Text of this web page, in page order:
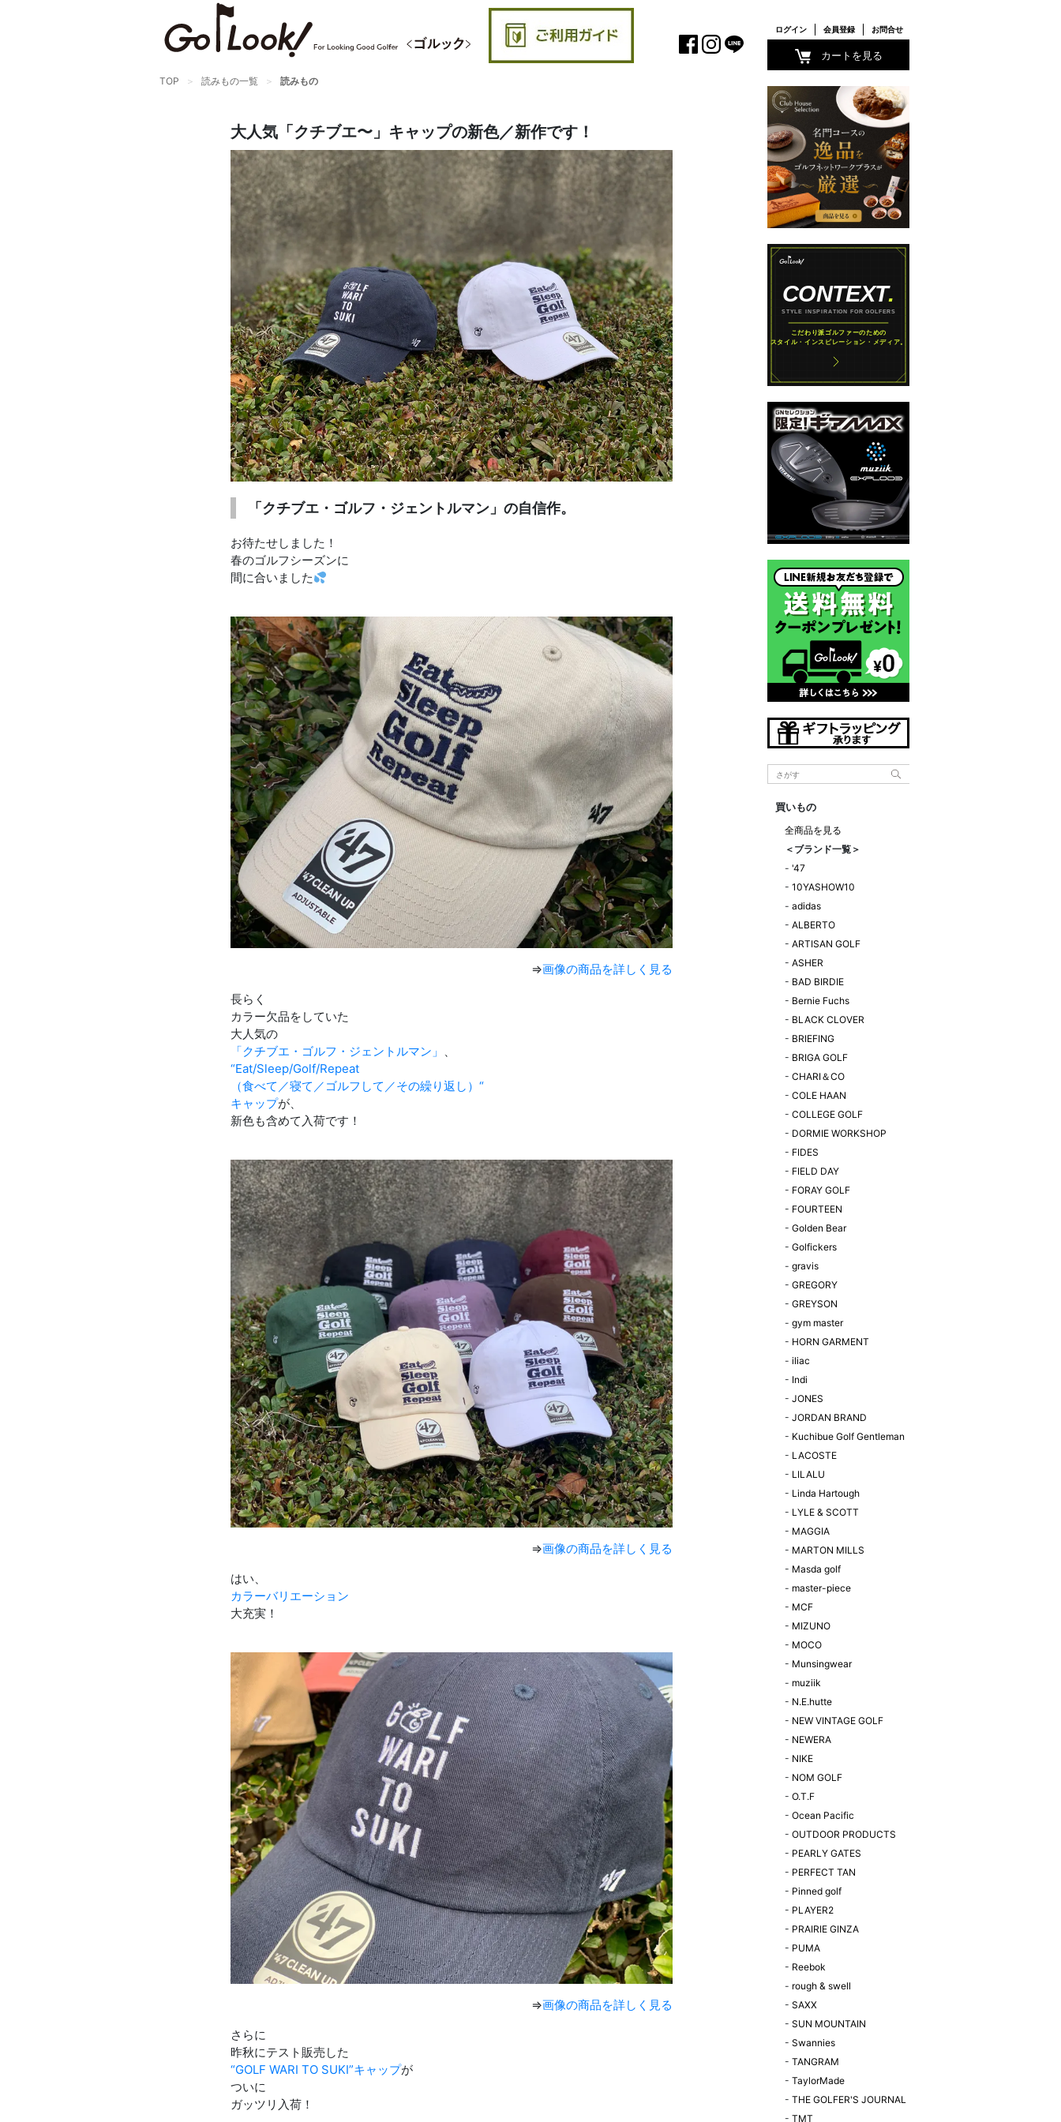
TOP 読みもの一覧 読みもの
大人気「クチブエ〜」キャップの新色／新作です！
「クチブエ・ゴルフ・ジェントルマン」の自信作。
お待たせしました！
春のゴルフシーズンに
間に合いました
⇒画像の商品を詳しく見る
長らく
カラー欠品をしていた
大人気の
「クチブエ・ゴルフ・ジェントルマン」 、
“Eat/Sleep/Golf/Repeat
（食べて／寝て／ゴルフして／その繰り返し）“
キャップが、
新色も含めて入荷です！
⇒画像の商品を詳しく見る
はい、
カラーバリエーション
大充実！
⇒画像の商品を詳しく見る
さらに
昨秋にテスト販売した
“GOLF WARI TO SUKI”キャップが
ついに
ガッツリ入荷！
ログイン 会員登録 お問合せ
カートを見る
買いもの
全商品を見る
＜ブランド一覧＞
- '47
- 10YASHOW10
- adidas
- ALBERTO
- ARTISAN GOLF
- ASHER
- BAD BIRDIE
- Bernie Fuchs
- BLACK CLOVER
- BRIEFING
- BRIGA GOLF
- CHARI＆CO
- COLE HAAN
- COLLEGE GOLF
- DORMIE WORKSHOP
- FIDES
- FIELD DAY
- FORAY GOLF
- FOURTEEN
- Golden Bear
- Golfickers
- gravis
- GREGORY
- GREYSON
- gym master
- HORN GARMENT
- iliac
- Indi
- JONES
- JORDAN BRAND
- Kuchibue Golf Gentleman
- LACOSTE
- LILALU
- Linda Hartough
- LYLE & SCOTT
- MAGGIA
- MARTON MILLS
- Masda golf
- master-piece
- MCF
- MIZUNO
- MOCO
- Munsingwear
- muziik
- N.E.hutte
- NEW VINTAGE GOLF
- NEWERA
- NIKE
- NOM GOLF
- O.T.F
- Ocean Pacific
- OUTDOOR PRODUCTS
- PEARLY GATES
- PERFECT TAN
- Pinned golf
- PLAYER2
- PRAIRIE GINZA
- PUMA
- Reebok
- rough & swell
- SAXX
- SUN MOUNTAIN
- Swannies
- TANGRAM
- TaylorMade
- THE GOLFER'S JOURNAL
- TMT
GO/LOOK! からのお知らせ
（受信設定）
オトクな情報・買い忘れ通知等を